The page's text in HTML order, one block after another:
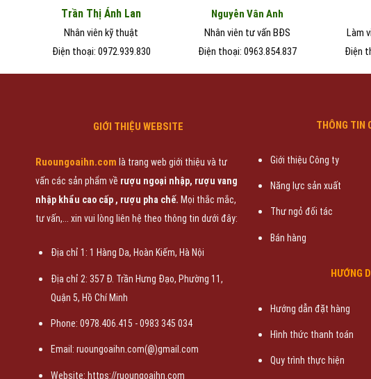
Trần Thị Ánh Lan
Nhân viên kỹ thuật
Điện thoại: 0972.939.830
Nguyễn Vân Anh
Nhân viên tư vấn BĐS
Điện thoại: 0963.854.837
Làm
Điện
GIỚI THIỆU WEBSITE
Ruoungoaihn.com là trang web giới thiệu và tư
vấn các sản phẩm về rượu ngoại nhập, rượu vang
nhập khẩu cao cấp , rượu pha chế. Mọi thắc mắc,
tư vấn,... xin vui lòng liên hệ theo thông tin dưới đây:
Địa chỉ 1: 1 Hàng Da, Hoàn Kiếm, Hà Nội
Địa chỉ 2: 357 Đ. Trần Hưng Đạo, Phường 11,
Quận 5, Hồ Chí Minh
Phone: 0978.406.415 - 0983 345 034
Email: ruoungoaihn.com(@)gmail.com
Website: https://ruoungoaihn.com
THÔNG TIN
Giới thiệu Công ty
Năng lực sản xuất
Thư ngỏ đối tác
Bán hàng
HƯỚNG
Hướng dẫn đặt hàng
Hình thức thanh toán
Quy trình thực hiện